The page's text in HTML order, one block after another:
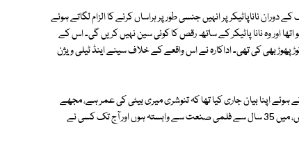
نے ایک فلم کی شوٹنگ کے دوران ناناپاٹیکرپر انہیں جنسی طور پر ہراساں کرنے کا الزام لگاتے ہوئے
اور وہ نانا پاٹیکر کے ساتھ رقص کا کوئی سین نہیں کریں گی۔ اس کے
پھوڑ بھی کی تھی۔ اداکارہ نے اس واقعے کے خلاف سینے اینڈ ٹیلی ویژن
اپنا بیان جاری کیا تھا کہ تنوشری میری بیٹی کی عمر ہے، مجھے
سمجھ میں نہیں آرہا کہ وہ میرے بارے میں اس طرح کی باتیں کیوں کررہی ہیں، میں 35 سال سے فلمی صنعت سے وابستہ ہوں اور آج تک کسی نے